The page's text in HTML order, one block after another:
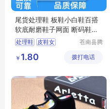
尾货处理鞋 板鞋小白鞋百搭
软底耐磨鞋子网面 断码鞋直
供
处理鞋 皮鞋女
跑步鞋男轻便
苍南县腾
务商行
￥ 1.80 拨打电话